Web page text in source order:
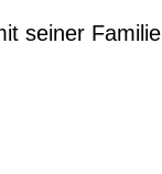
seiner Familie